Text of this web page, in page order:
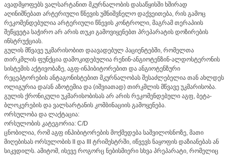
ავადმყოფებს ვალსარტანით მკურნალობის დასაწყისში ხშირად
აღინიშნებათ არტერიული წნევის უმნიშვნელო დაქვეითება, რის გამოც
რეკომენდებულია არტერიული წნევის კონტროლი, მაგრამ თერაპიის
შეწყვეტა საჭირო არ არის თუკი გამოვიყენებთ პრეპარატის დოზირების
ინსტრუქციას.
გულის მწვავე უკმარისობით დაავადებულ პაციენტებში, რომელთა
თირკმლის ფუნქცია დამოკიდებულია რენინ-ანგიოტენზინ-ალდოსტერონის
სისტემის აქტივობაზე, აგფ-ინჰიბიტორებით და ანგიოტენზური
რეცეპტორების ანტაგონისტებით მკურნალობას შესაძლებელია თან ახლდეს
ოლიგურია და/ან აზოტემია და (იშვიათად) თირკმლის მწვავე უკმარისობა.
გულის ქრონიკული უკმარისობისას არ არის რეკომენდებული აგფ, ბეტა-
ბლოკერების და ვალსარტანის კომბინაციის გამოყენება.
ორსულობა და ლაქტაცია:
ორსულობის კატეგორია: C/D
ცნობილია, რომ აგფ ინჰიბიტორების მოქმედება საშვილოსნოზე, მათი
მიღებისას ორსულობის II და III ტრიმესტრში, იწვევს ნაყოფის დაზიანებას ან
სიკვდილს. ამიტომ, ისევე როგორც ნებისმიერი სხვა პრეპარატი, რომელიც